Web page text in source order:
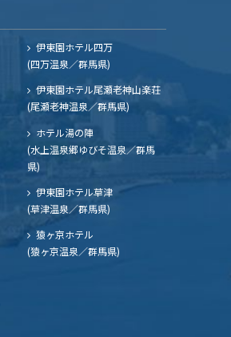
伊東園ホテル四万
(四万温泉／群馬県)
伊東園ホテル尾瀬老神山楽荘
(尾瀬老神温泉／群馬県)
ホテル湯の陣
(水上温泉郷ゆびそ温泉／群馬
県)
伊東園ホテル草津
(草津温泉／群馬県)
猿ヶ京ホテル
(猿ヶ京温泉／群馬県)